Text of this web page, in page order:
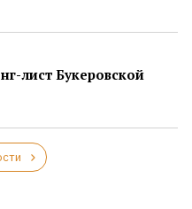
лист Букеровской